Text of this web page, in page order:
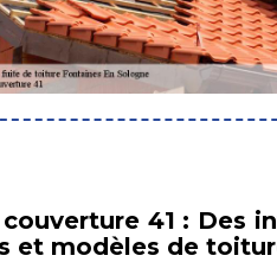
couverture 41 : Des
et modèles de